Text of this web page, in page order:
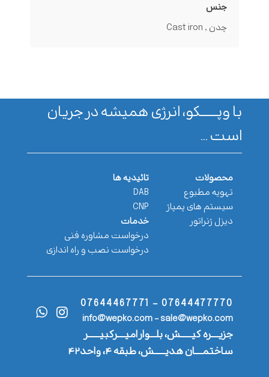
جنس
چدن , Cast iron
با وپـــــــکو، انرژی همیشه در جریان
است ...
محصولات
تهویه مطبوع
سیستم های پمپاژ
دیزل ژنراتور
تائیدیه ها
DAB
CNP
خدمات
درخواست مشاوره فنی
درخواست نصب و راه اندازی
07644477770 - 07644467771
info@wepko.com - sale@wepko.com
جزیــــره کیــــــش، بلـــوار امیــــرکبیــــــر
ساختمــــان هدیــــــش، طبقه ۴، واحد۴۲